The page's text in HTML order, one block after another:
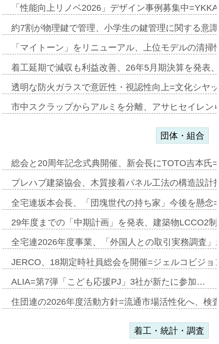
「性能向上リノベ2026」デザイン事例募集中
約7割が物理鍵で管理、小学生の鍵管理に関する意
「マイトーン」をリニューアル、上位モデルの清
着工延期で減収も利益改善、26年5月期決算を発表
透明な防火ガラスで意匠性・視認性向上=文化シヤ
市中スクラップからアルミを分離、アサヒセイレ
団体・組合
総会と20周年記念式典開催、新会長にTOTO吉本氏
プレハブ建築協会、木質接着パネル工法の構造設
全宅連坂本会長、「団塊世代の持ち家」今後を懸
29年度までの「中期計画」を発表、建築物LCCO2
全宅連2026年度事業、「外国人との取引実務調査
JERCO、18期定時社員総会を開催=ジェルコビジ
ALIA=第7弾「こども応援PJ」3社が新たに参加…
住団連の2026年度活動方針=流通市場活性化へ、検
着工・統計・調査